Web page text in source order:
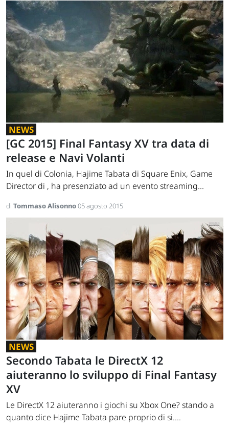
NEWS
[GC 2015] Final Fantasy XV tra data di
release e Navi Volanti
In quel di Colonia, Hajime Tabata di Square Enix, Game
Director di , ha presenziato ad un evento streaming...
di Tommaso Alisonno05 agosto 2015
NEWS
Secondo Tabata le DirectX 12
aiuteranno lo sviluppo di Final Fantasy
XV
Le DirectX 12 aiuteranno i giochi su Xbox One? stando a
quanto dice Hajime Tabata pare proprio di si....